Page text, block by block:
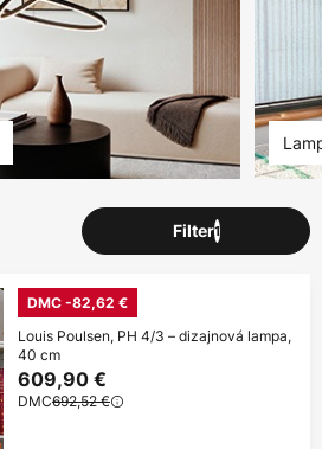
Filter1
DMC -82,62 €
Louis Poulsen, PH 4/3 – dizajnová lampa,
40 cm
609,90 €
DMC692,52 €